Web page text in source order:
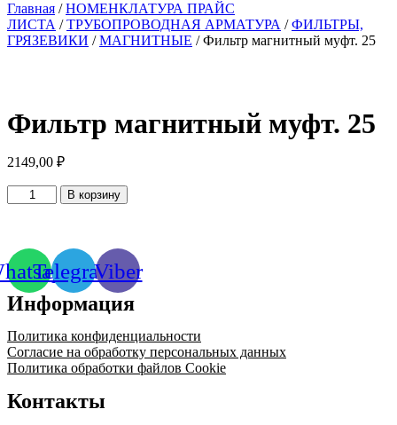
Главная /НОМЕНКЛАТУРА ПРАЙС
ЛИСТА /ТРУБОПРОВОДНАЯ АРМАТУРА /ФИЛЬТРЫ,
ГРЯЗЕВИКИ /МАГНИТНЫЕ / Фильтр магнитный муфт. 25
Фильтр магнитный муфт. 25
2149,00 ₽
Количество
товара
муфт.
25
В корзину
TelegramViber
Информация
Политика конфиденциальности
Согласие на обработку персональных данных
Политика обработки файлов Cookie
Контакты